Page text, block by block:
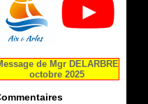
de Mgr DELARBRE
octobre 2025